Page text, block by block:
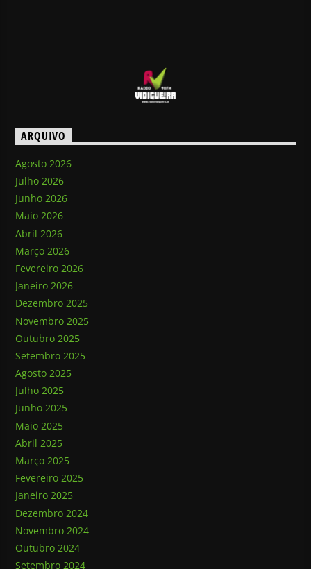
ARQUIVO
Agosto 2026
Julho 2026
Junho 2026
Maio 2026
Abril 2026
Março 2026
Fevereiro 2026
Janeiro 2026
Dezembro 2025
Novembro 2025
Outubro 2025
Setembro 2025
Agosto 2025
Julho 2025
Junho 2025
Maio 2025
Abril 2025
Março 2025
Fevereiro 2025
Janeiro 2025
Dezembro 2024
Novembro 2024
Outubro 2024
Setembro 2024